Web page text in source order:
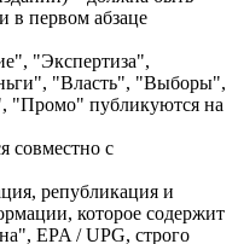
в первом абзаце
"Экспертиза",
"Власть", "Выборы",
"Промо" публикуются на
совместно с
републикация и
которое содержит
EPA / UPG, строго